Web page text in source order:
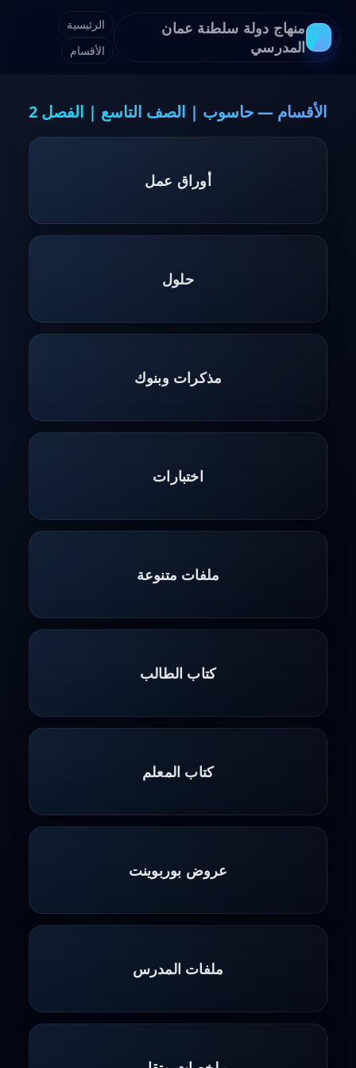
منهاج دولة سلطنة عمان
المدرسي
الرئيسية
الأقسام
الأقسام — حاسوب | الصف التاسع | الفصل 2
أوراق عمل
حلول
مذكرات وبنوك
اختبارات
ملفات متنوعة
كتاب الطالب
كتاب المعلم
عروض بوربوينت
ملفات المدرس